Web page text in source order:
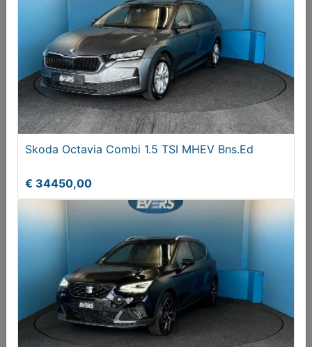
Mazda CX-3 2.0 SkyActiv-G 121 Comfort 2022,
Benzine
€ 21450,00
Skoda Octavia Combi 1.5 TSI MHEV Bns.Ed
€ 34450,00